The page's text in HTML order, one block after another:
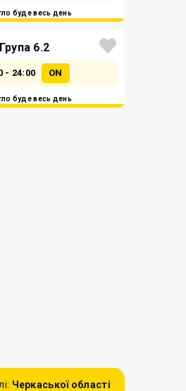
буде весь день
Група 6.2
- 24:00 ON
буде весь день
Черкаської області